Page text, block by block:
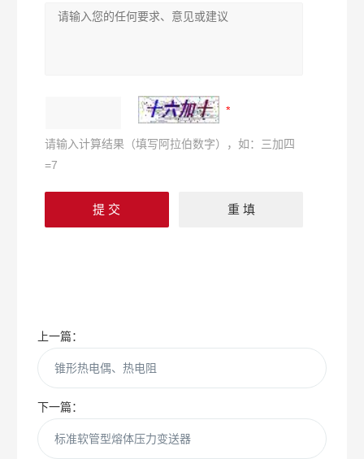
请输入计算结果（填写阿拉伯数字），如：三加四
=7
上一篇：
锥形热电偶、热电阻
下一篇：
标准软管型熔体压力变送器